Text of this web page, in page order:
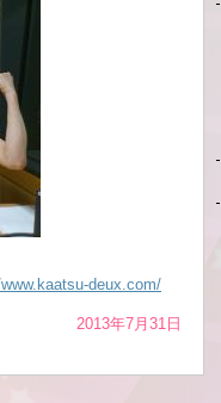
deux.com/
2013年7月31日